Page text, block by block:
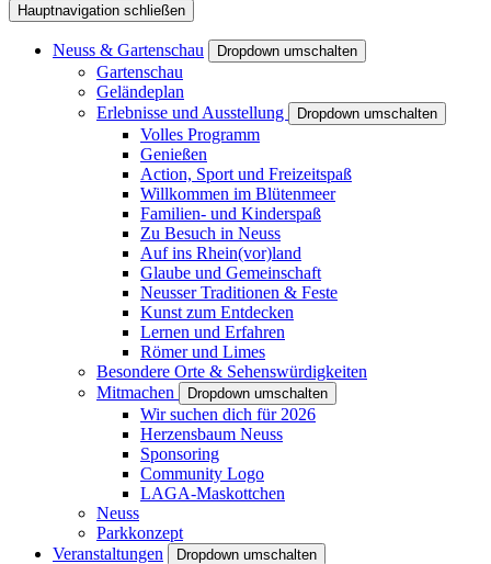
Hauptnavigation schließen
Neuss & Gartenschau Dropdown umschalten
Gartenschau
Geländeplan
Erlebnisse und Ausstellung
Dropdown umschalten
Volles Programm
Genießen
Action, Sport und Freizeitspaß
Willkommen im Blütenmeer
Familien- und Kinderspaß
Zu Besuch in Neuss
Auf ins Rhein(vor)land
Glaube und Gemeinschaft
Neusser Traditionen & Feste
Kunst zum Entdecken
Lernen und Erfahren
Römer und Limes
Besondere Orte & Sehenswürdigkeiten
Mitmachen
Dropdown umschalten
Wir suchen dich für 2026
Herzensbaum Neuss
Sponsoring
Community Logo
LAGA-Maskottchen
Neuss
Parkkonzept
Veranstaltungen
Dropdown umschalten